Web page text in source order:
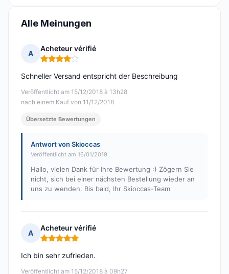
Alle Meinungen
A
Acheteur vérifié
Hinweis: 4 von 5
Veröffentlicht am 15/12/2018 à 13h28
nach einem Kauf von 11/12/2018
Schneller Versand entspricht der Beschreibung
Übersetzte Bewertungen
Antwort von Skioccas
Veröffentlicht am 16/01/2019
Hallo, vielen Dank für Ihre Bewertung :) Zögern Sie
nicht, sich bei einer nächsten Bestellung wieder an
uns zu wenden. Bis bald, Ihr Skioccas-Team
A
Acheteur vérifié
Hinweis: 5 von 5
Veröffentlicht am 15/12/2018 à 09h27
Ich bin sehr zufrieden.